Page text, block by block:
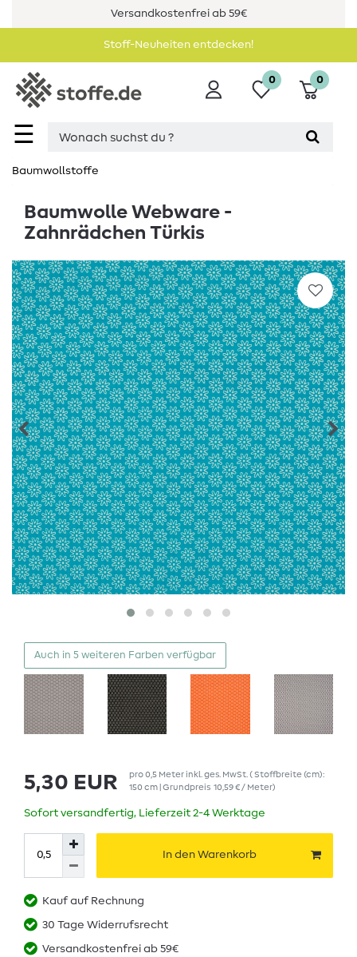
Versandkostenfrei ab 59€
Stoff-Neuheiten entdecken!
☰
0 0
Baumwollstoffe
Baumwolle Webware -
Zahnrädchen Türkis
Auch in 5 weiteren Farben verfügbar
5,30 EUR pro0,5 Meterinkl. ges. MwSt. ( Stoffbreite (cm):
150 cm | Grundpreis 10,59 € / Meter)
Sofort versandfertig, Lieferzeit 2-4 Werktage
In den Warenkorb
Kauf auf Rechnung
30 Tage Widerrufsrecht
Versandkostenfrei ab 59€